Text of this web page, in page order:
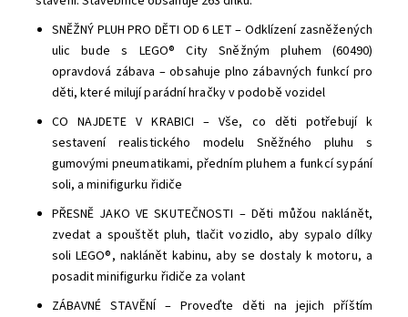
SNĚŽNÝ PLUH PRO DĚTI OD 6 LET – Odklízení zasněžených
ulic bude s LEGO® City Sněžným pluhem (60490)
opravdová zábava – obsahuje plno zábavných funkcí pro
děti, které milují parádní hračky v podobě vozidel
CO NAJDETE V KRABICI – Vše, co děti potřebují k
sestavení realistického modelu Sněžného pluhu s
gumovými pneumatikami, předním pluhem a funkcí sypání
soli, a minifigurku řidiče
PŘESNĚ JAKO VE SKUTEČNOSTI – Děti můžou naklánět,
zvedat a spouštět pluh, tlačit vozidlo, aby sypalo dílky
soli LEGO®, naklánět kabinu, aby se dostaly k motoru, a
posadit minifigurku řidiče za volant
ZÁBAVNÉ STAVĚNÍ – Proveďte děti na jejich příštím